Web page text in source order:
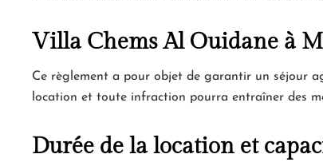
Villa Chems Al Ouidane à
Ce règlement a pour objet de garantir un séjour
location et toute infraction pourra entraîner des
Durée de la location et